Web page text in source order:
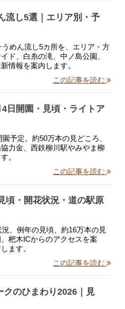
流し5選｜エリア別・予
めん流し5カ所を、エリア・方
ド、白糸の滝、中ノ島公園、
情報を案内します。
この記事を読む
日開園・見頃・ライトア
予定。約50万本の見どころ、
力金、西鉄柳川駅やみやま柳
。
この記事を読む
頃・開花状況・道の駅原
、例年の見頃、約16万本の見
杷木ICからのアクセスを案
ます。
この記事を読む
クのひまわり2026｜見